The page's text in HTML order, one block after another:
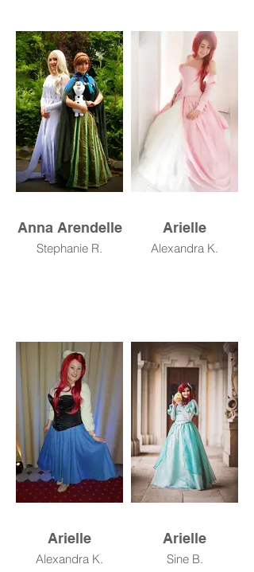
Anna Arendelle
Stephanie R.
Arielle
Alexandra K.
Arielle
Alexandra K.
Arielle
Sine B.